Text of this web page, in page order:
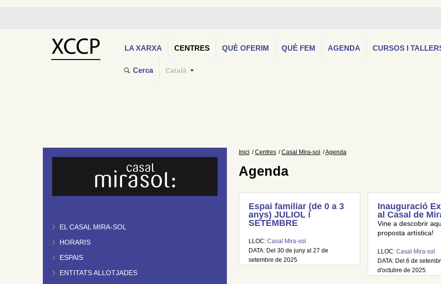
LA XARXA CENTRES QUÈ OFERIM QUÈ FEM AGENDA CURSOS I
Cerca Català
EL CASAL MIRA-SOL
HORARIS
ESPAIS
ENTITATS ALLOTJADES
Inici Centres Casal Mira-sol Agenda
Agenda
Espai familiar (de 0 a 3
anys) JULIOL i
SETEMBRE
LLOC: Casal Mira-sol
DATA: Del 30 de juny al 27 de
setembre de 2025
Inauguració
al Casal de
Vine a descobrir
proposta artística!
LLOC:Casal Mira-sol
DATA: Del 6 de
d'octubre de 2025